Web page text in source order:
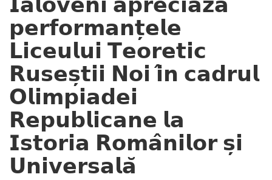
𝗽𝗲𝗿𝗳𝗼𝗿𝗺𝗮𝗻𝘁̦𝗲𝗹𝗲
𝗟𝗶𝗰𝗲𝘂𝗹𝘂𝗶 𝗧𝗲𝗼𝗿𝗲𝘁𝗶𝗰
𝗥𝘂𝘀𝗲𝘀̦𝘁𝗶𝗶 𝗡𝗼𝗶 𝗶̂𝗻 𝗰𝗮𝗱𝗿𝘂𝗹
𝗢𝗹𝗶𝗺𝗽𝗶𝗮𝗱𝗲𝗶
𝗥𝗲𝗽𝘂𝗯𝗹𝗶𝗰𝗮𝗻𝗲 𝗹𝗮
𝗜𝘀𝘁𝗼𝗿𝗶𝗮 𝗥𝗼𝗺𝗮̂𝗻𝗶𝗹𝗼𝗿 𝘀̦𝗶
𝗨𝗻𝗶𝘃𝗲𝗿𝘀𝗮𝗹𝗮̆